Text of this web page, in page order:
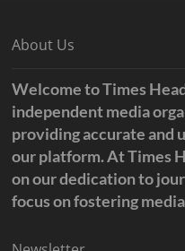
About Us
Welcome to Times
independent media
providing accurate and
our platform. At Times
on our dedication to
focus on fostering